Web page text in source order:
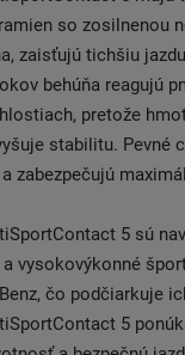
so zosilnenou
zaisťujú tichšiu
behúňa reagujú
pretože
stabilitu.
zabezpečujú
5 sú
vysokovýkonné
čo podčiarkuje
5